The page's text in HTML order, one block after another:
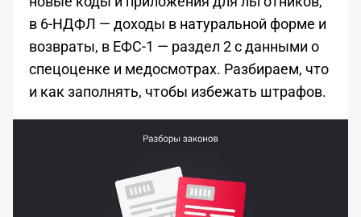
в 6-НДФЛ — доходы в натуральной форме и
возвраты, в ЕФС-1 — раздел 2 с данными о
спецоценке и медосмотрах. Разбираем, что
и как заполнять, чтобы избежать штрафов.